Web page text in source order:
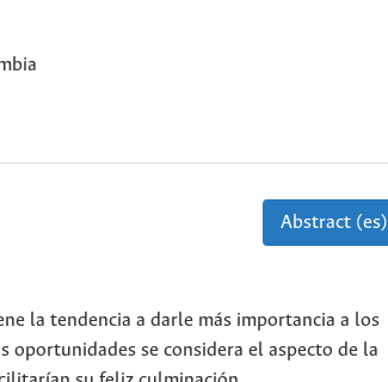
Abstract (es)
la tendencia a darle más importancia a los
oportunidades se considera el aspecto de la